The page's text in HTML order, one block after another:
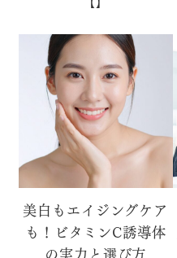
美白もエイジングケア
も！ビタミンC誘導体
の実力と選び方